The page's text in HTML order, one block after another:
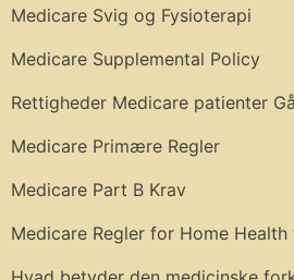
Medicare Svig og Fysioterapi
Medicare Supplemental Policy
Rettigheder Medicare patienter
Medicare Primære Regler
Medicare Part B Krav
Medicare Regler for Home